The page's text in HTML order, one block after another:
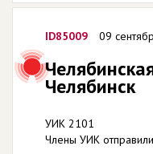
ID85009 09
Челябинск
УИК 2101
Члены УИК